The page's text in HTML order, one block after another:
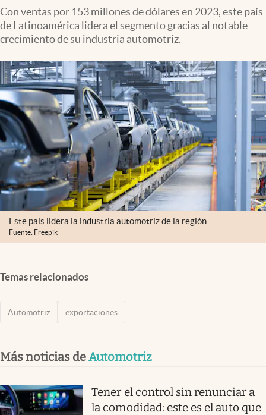
Clima
Mediakit
abre en nueva pestaña
México
Con ventas por 153 millones de dólares en 2023, este país
de Latinoamérica lidera el segmento gracias al notable
crecimiento de su industria automotriz.
Este país lidera la industria automotriz de la región.
Fuente: Freepik
Temas relacionados
Automotriz exportaciones
Más noticias deAutomotriz
Tener el control sin renunciar a
la comodidad: este es el auto que